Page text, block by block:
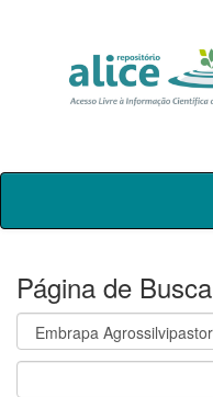
Skip
Página de Busca